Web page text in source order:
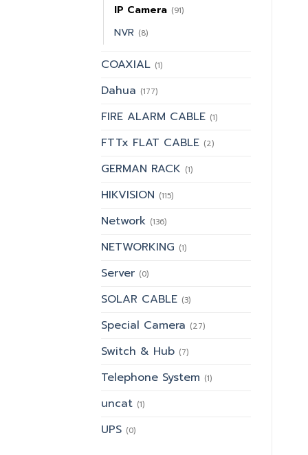
IP Camera (91)
NVR (8)
COAXIAL (1)
Dahua (177)
FIRE ALARM CABLE (1)
FTTx FLAT CABLE (2)
GERMAN RACK (1)
HIKVISION (115)
Network (136)
NETWORKING (1)
Server (0)
SOLAR CABLE (3)
Special Camera (27)
Switch & Hub (7)
Telephone System (1)
uncat (1)
UPS (0)